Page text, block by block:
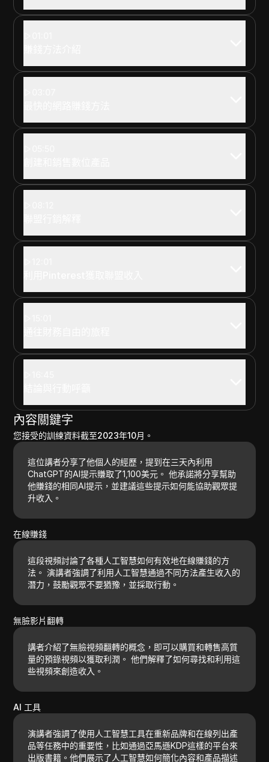
內容關鍵字
您接受的訓練資料截至2023年10月。
這位講者分享了他個人的經歷，提到在三天內利用
ChatGPT的AI提示賺取了1,100美元。 他承諾將分享幫助
他賺錢的相同AI提示，並建議這些提示如何能協助觀眾提
升收入。
在線賺錢
這段視頻討論了各種人工智慧如何有效地在線賺錢的方
法。 演講者強調了利用人工智慧通過不同方法產生收入的
潛力，鼓勵觀眾不要猶豫，並採取行動。
無臉影片翻轉
講者介紹了無臉視頻翻轉的概念，即可以購買和轉售高質
量的預錄視頻以獲取利潤。 他們解釋了如何尋找和利用這
些視頻來創造收入。
AI 工具
演講者強調了使用人工智慧工具在重新品牌和在線列出產
品等任務中的重要性，比如通過亞馬遜KDP這樣的平台來
出版書籍。他們展示了人工智慧如何簡化內容和產品描述